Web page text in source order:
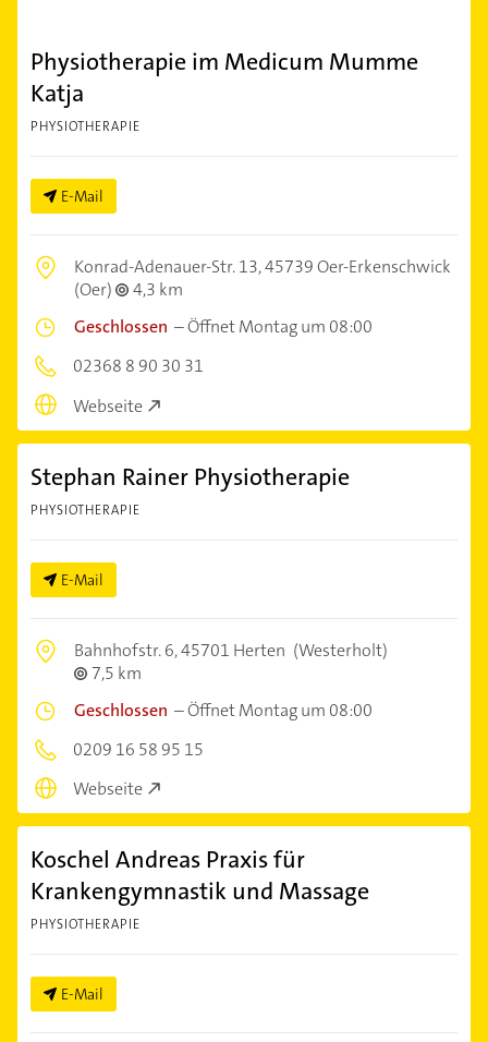
Physiotherapie im Medicum Mumme
Katja
PHYSIOTHERAPIE
E-Mail
Konrad-Adenauer-Str. 13,45739 Oer-Erkenschwick
(Oer)
4,3 km
Geschlossen –Öffnet Montag um 08:00
02368 8 90 30 31
Webseite
Stephan Rainer Physiotherapie
PHYSIOTHERAPIE
E-Mail
Bahnhofstr. 6,45701 Herten (Westerholt)
7,5 km
Geschlossen –Öffnet Montag um 08:00
0209 16 58 95 15
Webseite
Koschel Andreas Praxis für
Krankengymnastik und Massage
PHYSIOTHERAPIE
E-Mail